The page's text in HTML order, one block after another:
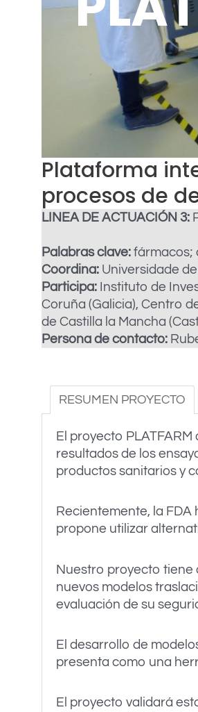
Plataforma
procesos de
LINEA DE ACTUACIÓN 3:
Palabras clave: fármacos;
Coordina: Universidade
Participa: Instituto de
Coruña (Galicia), Centro
de Castilla la Mancha
Persona de contacto:
RESUMEN PROYECTO
El proyecto
resultados de los
productos sanitarios y
Recientemente, la
propone utilizar
Nuestro proyecto tiene
nuevos modelos
evaluación de su
El desarrollo de
presenta como una
El proyecto validará